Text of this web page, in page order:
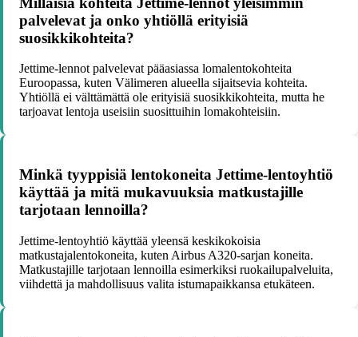
palvelevat ja onko yhtiöllä erityisiä
suosikkikohteita?
Jettime-lennot palvelevat pääasiassa lomalentokohteita
Euroopassa, kuten Välimeren alueella sijaitsevia kohteita.
Yhtiöllä ei välttämättä ole erityisiä suosikkikohteita, mutta he
tarjoavat lentoja useisiin suosittuihin lomakohteisiin.
Minkä tyyppisiä lentokoneita Jettime-lentoyhtiö
käyttää ja mitä mukavuuksia matkustajille
tarjotaan lennoilla?
Jettime-lentoyhtiö käyttää yleensä keskikokoisia
matkustajalentokoneita, kuten Airbus A320-sarjan koneita.
Matkustajille tarjotaan lennoilla esimerkiksi ruokailupalveluita,
viihdettä ja mahdollisuus valita istumapaikkansa etukäteen.